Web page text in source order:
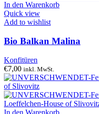
In den Warenkorb
Quick view
Add to wishlist
Bio Balkan Malina
Konfitüren
€7,00 inkl. MwSt.
In den Warenkorb